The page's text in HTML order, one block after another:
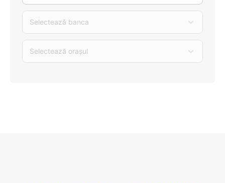
Selectează banca
Selectează orașul